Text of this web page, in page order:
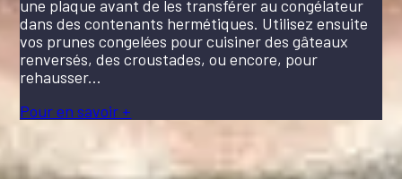
une plaque avant de les transférer au congélateur
dans des contenants hermétiques. Utilisez ensuite
vos prunes congelées pour cuisiner des gâteaux
renversés, des croustades, ou encore, pour
rehausser...
Pour en savoir +